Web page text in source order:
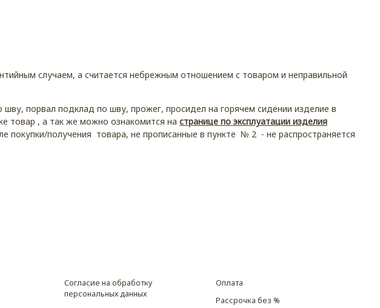
случаем, а считается небрежным отношением с товаром и неправильной
порвал подклад по шву, прожег, просидел на горячем сидении изделие в
товар , а так же можно ознакомится на странице по эксплуатации изделия
покупки/получения товара, не прописанные в пункте № 2 - не распространяется
Согласие на обработку
персональных данных
Оплата
Рассрочка без %